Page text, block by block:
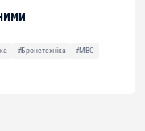
#Бронетехніка
#МВС